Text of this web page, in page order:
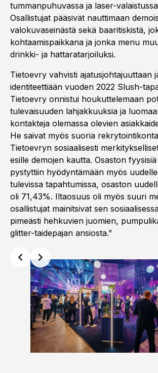
tummanpuhuvassa ja laser-
Osallistujat pääsivät nauttimaan
valokuvaseinästä sekä baaritiskistä,
kohtaamispaikkana ja jonka menu
drinkki- ja hattaratarjoiluksi.
Tietoevry vahvisti ajatusjohtajuuttaan
identiteettiään vuoden 2022 Slush-
Tietoevry onnistui houkuttelemaan
tulevaisuuden lahjakkuuksia ja
kontakteja olemassa olevien
He saivat myös suoria
Tietoevryn sosiaalisesti
esille demojen kautta. Osaston
pystyttiin hyödyntämään myös
tulevissa tapahtumissa, osaston
oli 71,43%. Iltaosuus oli myös suuri
osallistujat mainitsivat sen
pimeästi hehkuvien juomien,
glitter-taidepajan ansiosta.”